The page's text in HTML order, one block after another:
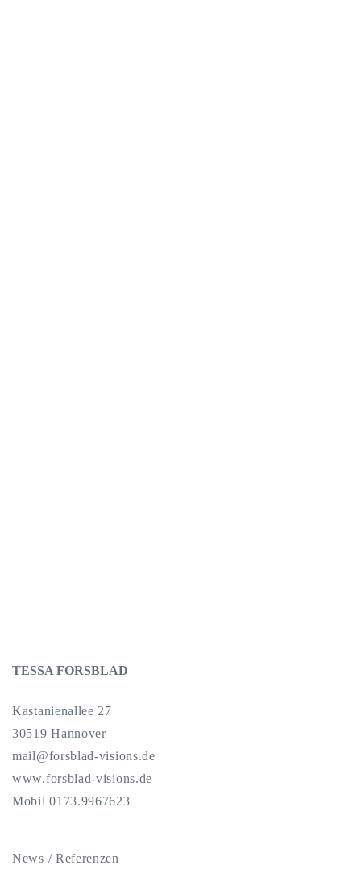
TESSA FORSBLAD
Kastanienallee 27
30519 Hannover
mail@forsblad-visions.de
www.forsblad-visions.de
Mobil 0173.9967623
News / Referenzen